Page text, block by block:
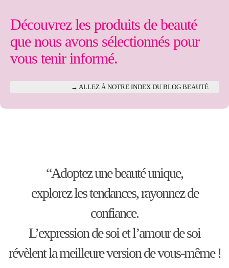
Découvrez les produits de beauté
que nous avons sélectionnés pour
vous tenir informé.
→ ALLEZ À NOTRE INDEX DU BLOG BEAUTÉ
“Adoptez une beauté unique,
explorez les tendances, rayonnez de
confiance.
L’expression de soi et l’amour de soi
révèlent la meilleure version de vous-même !